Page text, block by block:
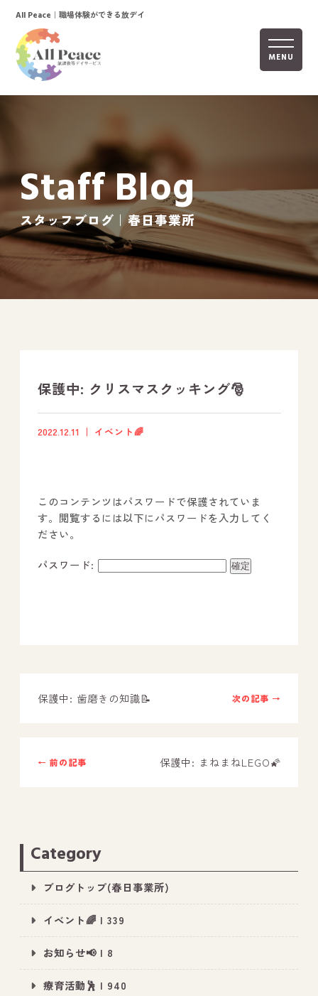
MENU
ホーム
活動内容
ご利用までの流れ
採用情報
自己評価表
社内行事
事業所のご案内
－ オールピース宗像事業所
－ オールピース福津事業所
スタッフブログ
－ 福津事業所のブログ
－ 鳥栖事業所のブログ
All Peace ｜職場体験ができる放デイ
Staff Blog
スタッフブログ｜春日事業所
保護中: クリスマスクッキング🎅
2022.12.11 イベント🌈
このコンテンツはパスワードで保護されていま
す。閲覧するには以下にパスワードを入力してく
ださい。
パスワード:
次の記事 →
保護中: 歯磨きの知識📝
← 前の記事 保護中: まねまねLEGO🌠
Category
ブログトップ(春日事業所)
イベント🌈 | 339
お知らせ📢 | 8
療育活動🕺 | 940